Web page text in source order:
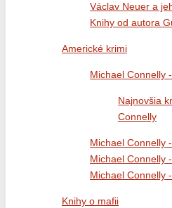
Václav Neuer a
Knihy od autora
Americké krimi
Michael Connelly
Najnovšia
Connelly
Michael Connelly
Michael Connelly
Michael Connelly
Knihy o mafii